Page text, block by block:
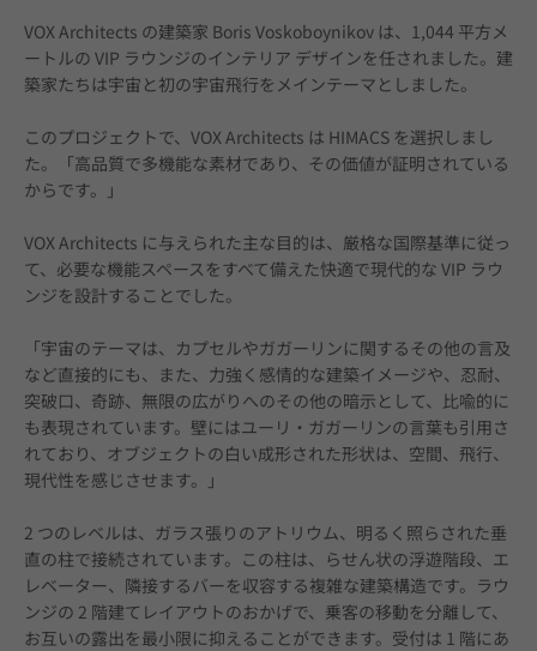
VOX Architects の建築家 Boris Voskoboynikov は、1,044 平方メ
ートルの VIP ラウンジのインテリア デザインを任されました。建
築家たちは宇宙と初の宇宙飛行をメインテーマとしました。
このプロジェクトで、VOX Architects は HIMACS を選択しまし
た。「高品質で多機能な素材であり、その価値が証明されている
からです。」
VOX Architects に与えられた主な目的は、厳格な国際基準に従っ
て、必要な機能スペースをすべて備えた快適で現代的な VIP ラウ
ンジを設計することでした。
「宇宙のテーマは、カプセルやガガーリンに関するその他の言及
など直接的にも、また、力強く感情的な建築イメージや、忍耐、
突破口、奇跡、無限の広がりへのその他の暗示として、比喩的に
も表現されています。壁にはユーリ・ガガーリンの言葉も引用さ
れており、オブジェクトの白い成形された形状は、空間、飛行、
現代性を感じさせます。」
2 つのレベルは、ガラス張りのアトリウム、明るく照らされた垂
直の柱で接続されています。この柱は、らせん状の浮遊階段、エ
レベーター、隣接するバーを収容する複雑な建築構造です。ラウ
ンジの 2 階建てレイアウトのおかげで、乗客の移動を分離して、
お互いの露出を最小限に抑えることができます。受付は 1 階にあ